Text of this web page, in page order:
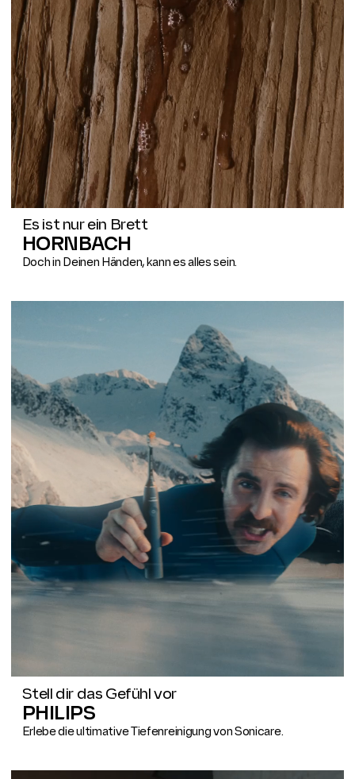
Es ist nur ein Brett
HORNBACH
Doch in Deinen Händen, kann es alles sein.
Stell dir das Gefühl vor
PHILIPS
Erlebe die ultimative Tiefenreinigung von Sonicare.